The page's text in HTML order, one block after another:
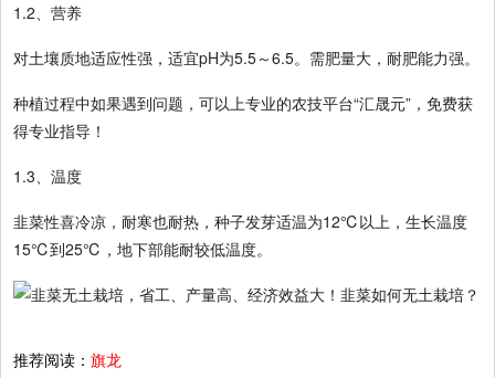
1.2、营养
对土壤质地适应性强，适宜pH为5.5～6.5。需肥量大，耐肥能力强。
种植过程中如果遇到问题，可以上专业的农技平台“汇晟元”，免费获
得专业指导！
1.3、温度
韭菜性喜冷凉，耐寒也耐热，种子发芽适温为12℃以上，生长温度
15℃到25℃，地下部能耐较低温度。
推荐阅读：旗龙